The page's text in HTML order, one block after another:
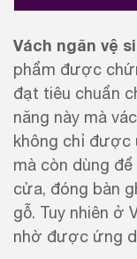
Vách ngăn vệ
phẩm được
đạt tiêu chuẩn
năng này mà
không chỉ được
mà còn dùng
cửa, đóng bàn
gỗ. Tuy nhiên ở
nhờ được ứng